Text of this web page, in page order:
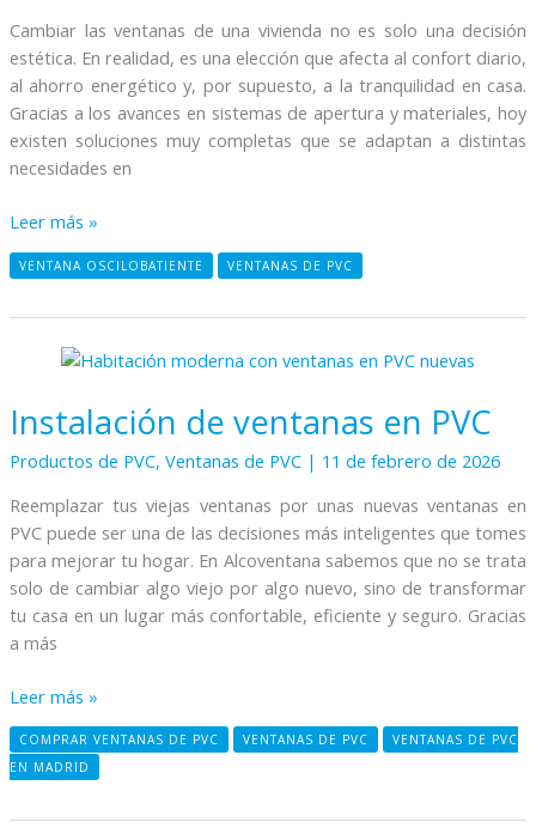
Cambiar las ventanas de una vivienda no es solo una decisión
estética. En realidad, es una elección que afecta al confort diario,
al ahorro energético y, por supuesto, a la tranquilidad en casa.
Gracias a los avances en sistemas de apertura y materiales, hoy
existen soluciones muy completas que se adaptan a distintas
necesidades en
Leer más »
VENTANA OSCILOBATIENTE VENTANAS DE PVC
Instalación de ventanas en PVC
Productos de PVC, Ventanas de PVC| 11 de febrero de 2026
Reemplazar tus viejas ventanas por unas nuevas ventanas en
PVC puede ser una de las decisiones más inteligentes que tomes
para mejorar tu hogar. En Alcoventana sabemos que no se trata
solo de cambiar algo viejo por algo nuevo, sino de transformar
tu casa en un lugar más confortable, eficiente y seguro. Gracias
a más
Instalación
ventanas
en
PVC
Leer más »
COMPRAR VENTANAS DE PVC VENTANAS DE PVC
VENTANAS DE PVC
EN MADRID